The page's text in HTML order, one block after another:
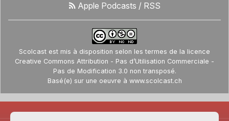
Apple Podcasts / RSS
Scolcast est mis à disposition selon les termes de la licence
Creative Commons Attribution - Pas d’Utilisation Commerciale -
Pas de Modification 3.0 non transposé.
Basé(e) sur une oeuvre à www.scolcast.ch